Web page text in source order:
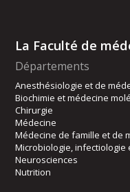
La Faculté de
Départements
Anesthésiologie et de
Biochimie et médecine
Chirurgie
Médecine
Médecine de famille et de
Microbiologie, infectiologie
Neurosciences
Nutrition